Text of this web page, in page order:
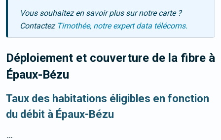
Vous souhaitez en savoir plus sur notre carte ?
Contactez Timothée, notre expert data télécoms.
Déploiement et couverture de la fibre à
Épaux-Bézu
Taux des habitations éligibles en fonction
du débit à Épaux-Bézu
...